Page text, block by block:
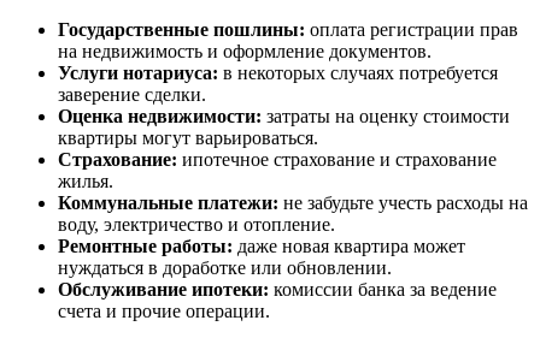
Государственные пошлины: оплата регистрации прав
на недвижимость и оформление документов.
Услуги нотариуса: в некоторых случаях потребуется
заверение сделки.
Оценка недвижимости: затраты на оценку стоимости
квартиры могут варьироваться.
Страхование: ипотечное страхование и страхование
жилья.
Коммунальные платежи: не забудьте учесть расходы на
воду, электричество и отопление.
Ремонтные работы: даже новая квартира может
нуждаться в доработке или обновлении.
Обслуживание ипотеки: комиссии банка за ведение
счета и прочие операции.